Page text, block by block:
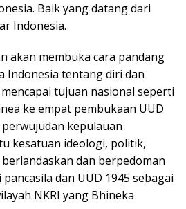
Baik yang datang dari
Indonesia.
akan membuka cara pandang
Indonesia tentang diri dan
tujuan nasional seperti
ke empat pembukaan UUD
perwujudan kepulauan
kesatuan ideologi, politik,
dan berpedoman
dan UUD 1945 sebagai
NKRI yang Bhineka